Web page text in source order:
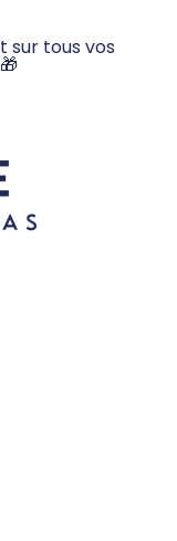
sur tous vos